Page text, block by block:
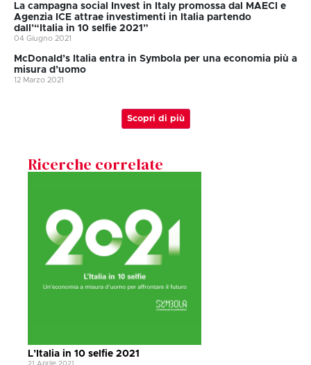
La campagna social Invest in Italy promossa dal MAECI e
Agenzia ICE attrae investimenti in Italia partendo
dall’“Italia in 10 selfie 2021”
04 Giugno 2021
McDonald’s Italia entra in Symbola per una economia più a
misura d’uomo
12 Marzo 2021
Scopri di più
Ricerche correlate
L’Italia in 10 selfie 2021
21 Aprile 2021